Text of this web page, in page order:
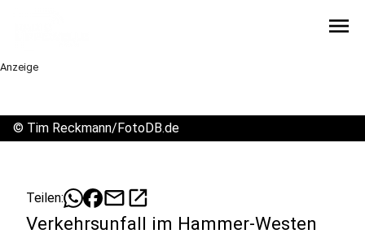
menu
Anzeige
© Tim Reckmann/FotoDB.de
Teilen: mailopen_in_new
Verkehrsunfall im Hammer-Westen